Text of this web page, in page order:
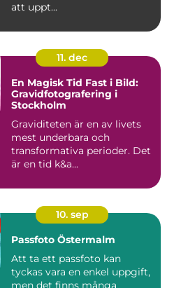
att uppt...
11. dec
En Magisk Tid Fast i Bild:
Gravidfotografering i
Stockholm
Graviditeten är en av livets
mest underbara och
transformativa perioder. Det
är en tid k&a...
10. sep
Passfoto Östermalm
Att ta ett passfoto kan
tyckas vara en enkel uppgift,
men det finns många